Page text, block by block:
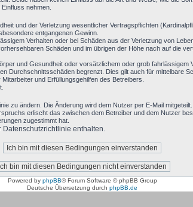
nehmen.
und der Verletzung wesentlicher Vertragspflichten
entgangenen Gewinn.
Verhalten oder bei Schäden aus der Verletzung von
Schäden und im übrigen der Höhe nach auf die
und Gesundheit oder vorsätzlichem oder grob
Durchschnittsschäden begrenzt. Dies gilt auch für mittelbare
und Erfüllungsgehilfen des Betreibers.
zu ändern. Die Änderung wird dem Nutzer per E-Mail mitgeteilt.
erlischt das zwischen dem Betreiber und dem Nutzer
zugestimmt hat.
enthalten.
Powered by phpBB® Forum Software © phpBB Group
Deutsche Übersetzung durchphpBB.de